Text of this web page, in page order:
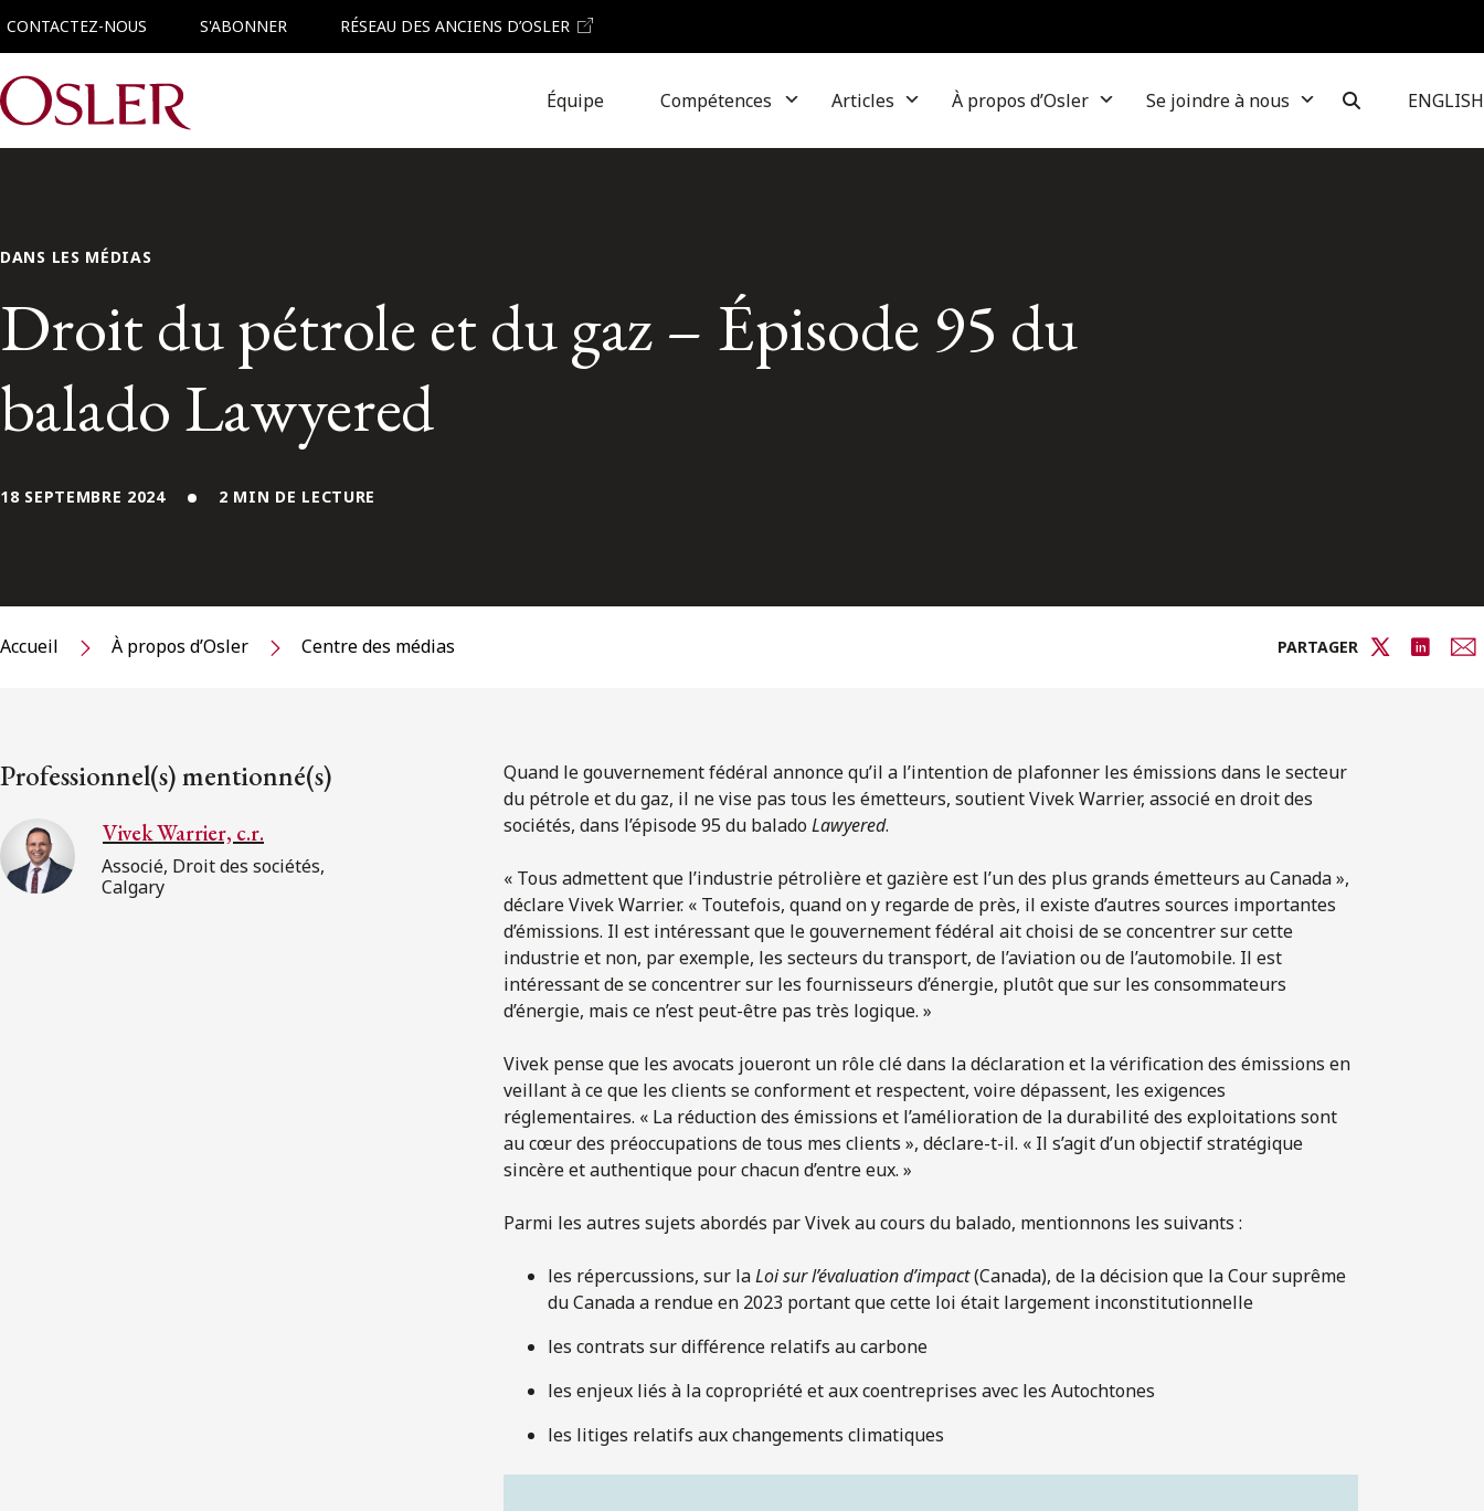
CONTACTEZ-NOUS S'ABONNER RÉSEAU DES ANCIENS D’OSLER
Main Navigation Équipe Compétences Articles À propos d’Osler Se joindre à nous ENGLISH
DANS LES MÉDIAS
Droit du pétrole et du gaz – Épisode 95 du
balado Lawyered
18 SEPTEMBRE 2024 2 MIN DE LECTURE
Accueil À propos d’Osler Centre des médias PARTAGER
Professionnel(s) mentionné(s)
Vivek Warrier, c.r.
Associé, Droit des sociétés,
Calgary
Quand le gouvernement fédéral annonce qu’il a l’intention de plafonner les émissions dans le secteur
du pétrole et du gaz, il ne vise pas tous les émetteurs, soutient Vivek Warrier, associé en droit des
sociétés, dans l’épisode 95 du balado Lawyered.
« Tous admettent que l’industrie pétrolière et gazière est l’un des plus grands émetteurs au Canada »,
déclare Vivek Warrier. « Toutefois, quand on y regarde de près, il existe d’autres sources importantes
d’émissions. Il est intéressant que le gouvernement fédéral ait choisi de se concentrer sur cette
industrie et non, par exemple, les secteurs du transport, de l’aviation ou de l’automobile. Il est
intéressant de se concentrer sur les fournisseurs d’énergie, plutôt que sur les consommateurs
d’énergie, mais ce n’est peut-être pas très logique. »
Vivek pense que les avocats joueront un rôle clé dans la déclaration et la vérification des émissions en
veillant à ce que les clients se conforment et respectent, voire dépassent, les exigences
réglementaires. « La réduction des émissions et l’amélioration de la durabilité des exploitations sont
au cœur des préoccupations de tous mes clients », déclare-t-il. « Il s’agit d’un objectif stratégique
sincère et authentique pour chacun d’entre eux. »
Parmi les autres sujets abordés par Vivek au cours du balado, mentionnons les suivants :
les répercussions, sur laLoisur l’évaluation d’impact(Canada), de la décision que la Cour suprême
du Canada a rendue en 2023 portant que cette loi était largement inconstitutionnelle
les contrats sur différence relatifs au carbone
les enjeux liés à la copropriété et aux coentreprises avec les Autochtones
les litiges relatifs aux changements climatiques